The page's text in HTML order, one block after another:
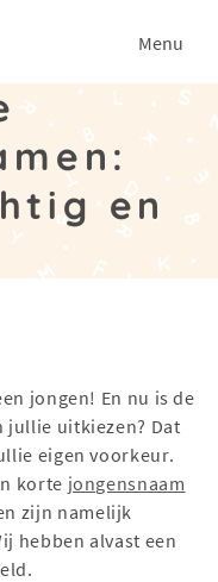
Menu
en
jongen! En nu is de
jullie uitkiezen? Dat
eigen voorkeur.
korte jongensnaam
zijn namelijk
hebben alvast een